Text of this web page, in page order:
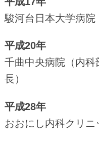
駿河台日本大学病院
平成20年
千曲中央病院（内
長）
平成28年
おおにし内科クリ